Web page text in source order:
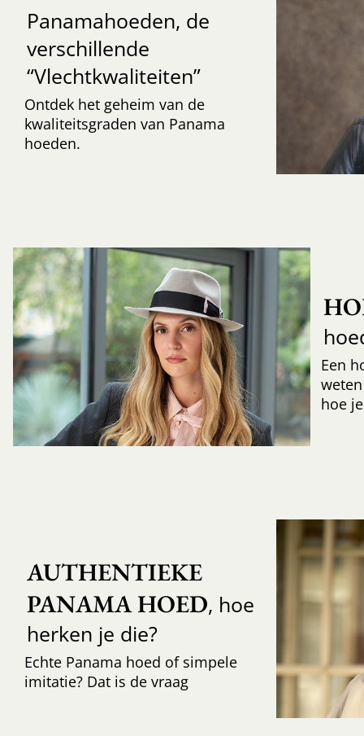
Panamahoeden, de
verschillende
“Vlechtkwaliteiten”
Ontdek het geheim van de
kwaliteitsgraden van Panama
hoeden.
Een
hoe
AUTHENTIEKE
PANAMA HOED, hoe
herken je die?
Echte Panama hoed of simpele
imitatie? Dat is de vraag